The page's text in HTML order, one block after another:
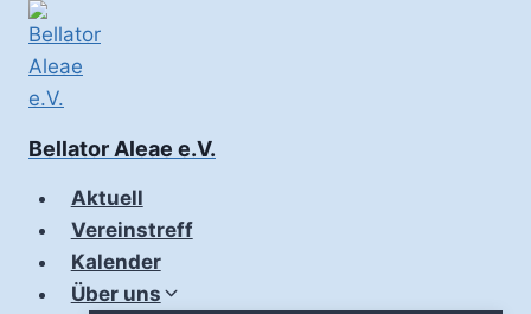
Zum
Inhalt
springen
Bellator Aleae e.V.
Aktuell
Vereinstreff
Kalender
Über uns